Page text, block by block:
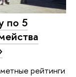
по 5
рейтинги